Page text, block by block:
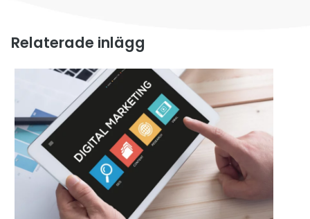
Relaterade inlägg